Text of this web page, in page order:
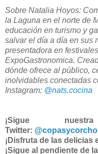
Sobre Natalia Hoyos:
la Laguna en el norte de
educación en turismo y
salvar el día a día en sus
presentadora en
ExpoGastronomica.
dónde ofrece al público,
inolvidables conectadas
Instagram: @nats.cocina
¡Sigue
Twitter:
¡Disfruta de las delicias
¡Sigue al pendiente de